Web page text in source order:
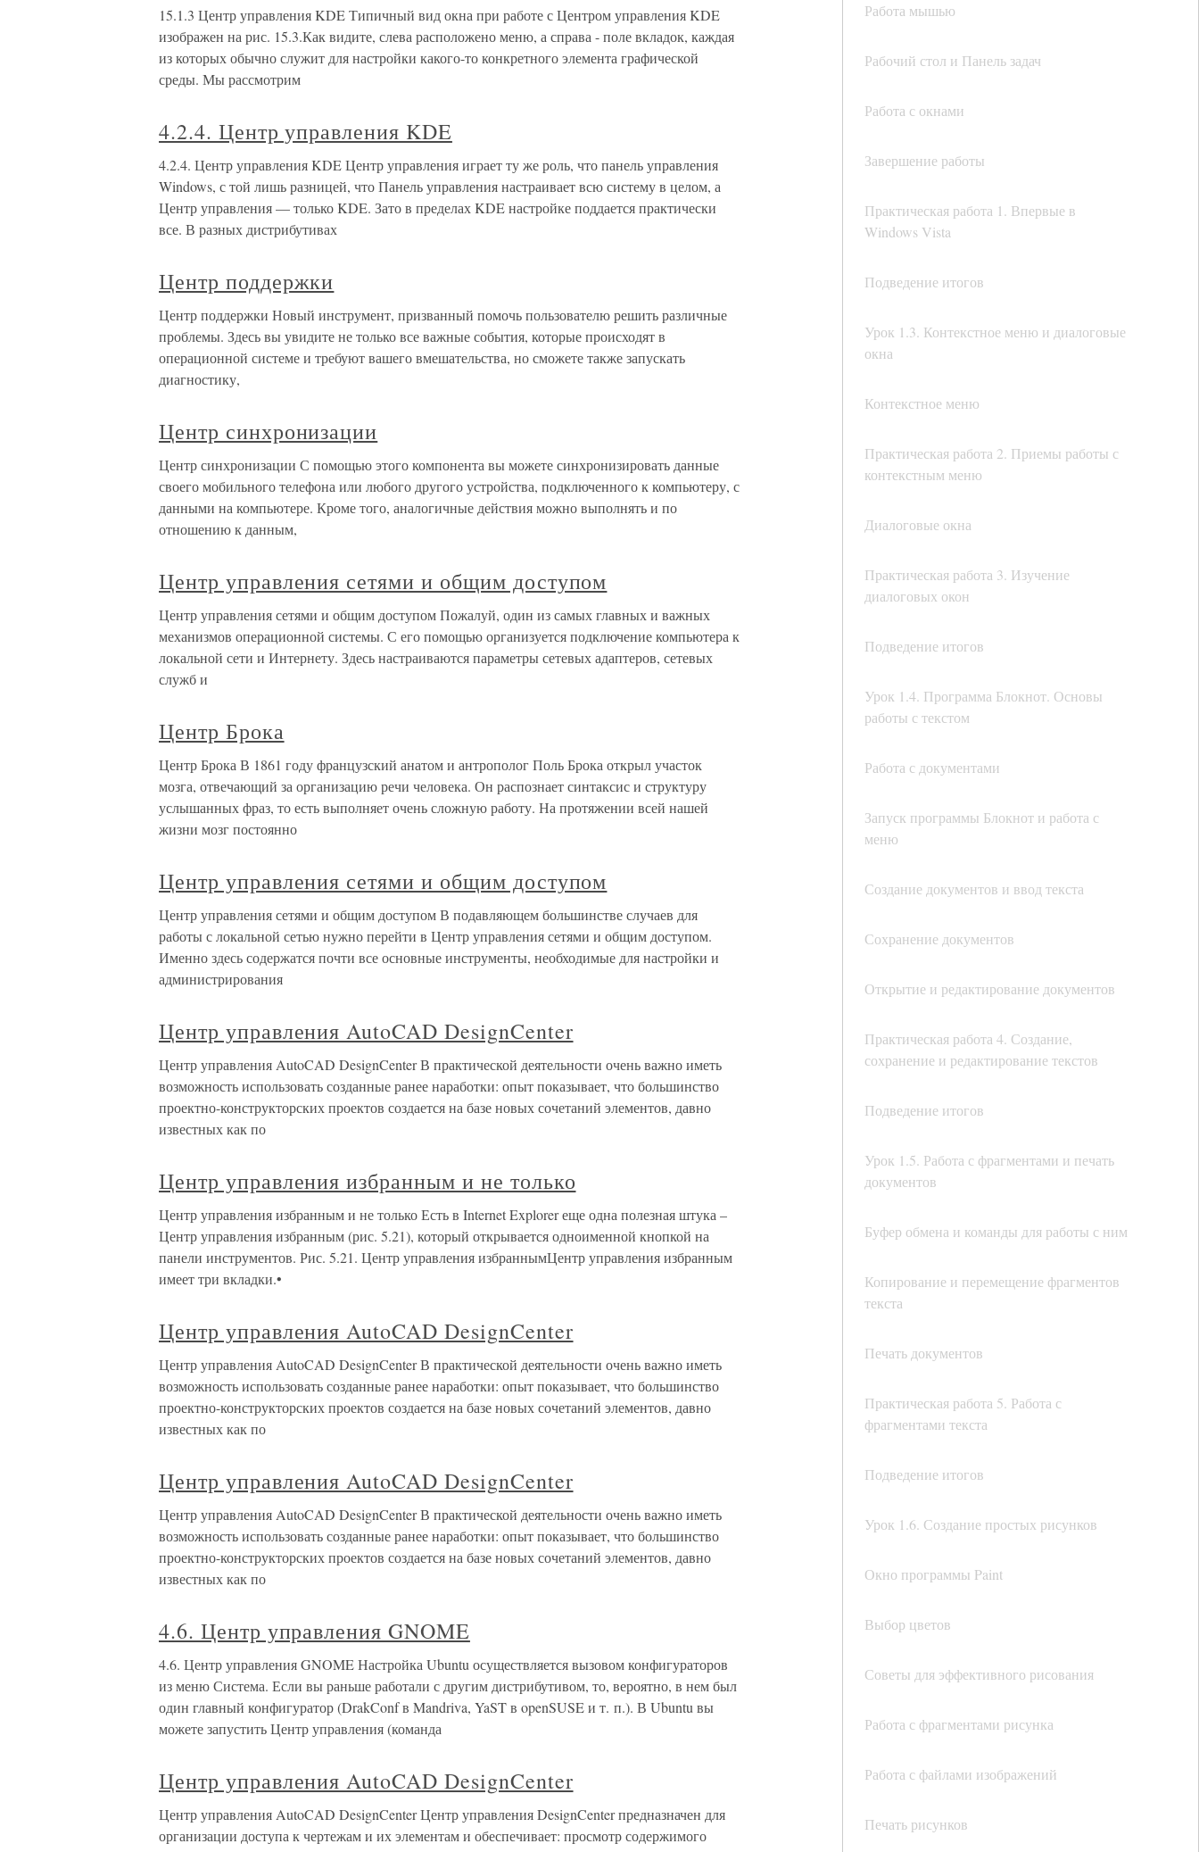
Работа мышью
Рабочий стол и Панель задач
Работа с окнами
Завершение работы
Практическая работа 1. Впервые в
Windows Vista
Подведение итогов
Урок 1.3. Контекстное меню и диалоговые
окна
Контекстное меню
Практическая работа 2. Приемы работы с
контекстным меню
Диалоговые окна
Практическая работа 3. Изучение
диалоговых окон
Подведение итогов
Урок 1.4. Программа Блокнот. Основы
работы с текстом
Работа с документами
Запуск программы Блокнот и работа с
меню
Создание документов и ввод текста
Сохранение документов
Открытие и редактирование документов
Практическая работа 4. Создание,
сохранение и редактирование текстов
Подведение итогов
Урок 1.5. Работа с фрагментами и печать
документов
Буфер обмена и команды для работы с ним
Копирование и перемещение фрагментов
текста
Печать документов
Практическая работа 5. Работа с
фрагментами текста
Подведение итогов
Урок 1.6. Создание простых рисунков
Окно программы Paint
Выбор цветов
Советы для эффективного рисования
Работа с фрагментами рисунка
Работа с файлами изображений
Печать рисунков
15.1.3 Центр управления KDE Типичный вид окна при работе с Центром управления KDE
изображен на рис. 15.3.Как видите, слева расположено меню, а справа - поле вкладок, каждая
из которых обычно служит для настройки какого-то конкретного элемента графической
среды. Мы рассмотрим
4.2.4. Центр управления KDE
4.2.4. Центр управления KDE Центр управления играет ту же роль, что панель управления
Windows, с той лишь разницей, что Панель управления настраивает всю систему в целом, а
Центр управления — только KDE. Зато в пределах KDE настройке поддается практически
все. В разных дистрибутивах
Центр поддержки
Центр поддержки Новый инструмент, призванный помочь пользователю решить различные
проблемы. Здесь вы увидите не только все важные события, которые происходят в
операционной системе и требуют вашего вмешательства, но сможете также запускать
диагностику,
Центр синхронизации
Центр синхронизации С помощью этого компонента вы можете синхронизировать данные
своего мобильного телефона или любого другого устройства, подключенного к компьютеру, с
данными на компьютере. Кроме того, аналогичные действия можно выполнять и по
отношению к данным,
Центр управления сетями и общим доступом
Центр управления сетями и общим доступом Пожалуй, один из самых главных и важных
механизмов операционной системы. С его помощью организуется подключение компьютера к
локальной сети и Интернету. Здесь настраиваются параметры сетевых адаптеров, сетевых
служб и
Центр Брока
Центр Брока В 1861 году французский анатом и антрополог Поль Брока открыл участок
мозга, отвечающий за организацию речи человека. Он распознает синтаксис и структуру
услышанных фраз, то есть выполняет очень сложную работу. На протяжении всей нашей
жизни мозг постоянно
Центр управления сетями и общим доступом
Центр управления сетями и общим доступом В подавляющем большинстве случаев для
работы с локальной сетью нужно перейти в Центр управления сетями и общим доступом.
Именно здесь содержатся почти все основные инструменты, необходимые для настройки и
администрирования
Центр управления AutoCAD DesignCenter
Центр управления AutoCAD DesignCenter В практической деятельности очень важно иметь
возможность использовать созданные ранее наработки: опыт показывает, что большинство
проектно-конструкторских проектов создается на базе новых сочетаний элементов, давно
известных как по
Центр управления избранным и не только
Центр управления избранным и не только Есть в Internet Explorer еще одна полезная штука –
Центр управления избранным (рис. 5.21), который открывается одноименной кнопкой на
панели инструментов. Рис. 5.21. Центр управления избраннымЦентр управления избранным
имеет три вкладки.•
Центр управления AutoCAD DesignCenter
Центр управления AutoCAD DesignCenter В практической деятельности очень важно иметь
возможность использовать созданные ранее наработки: опыт показывает, что большинство
проектно-конструкторских проектов создается на базе новых сочетаний элементов, давно
известных как по
Центр управления AutoCAD DesignCenter
Центр управления AutoCAD DesignCenter В практической деятельности очень важно иметь
возможность использовать созданные ранее наработки: опыт показывает, что большинство
проектно-конструкторских проектов создается на базе новых сочетаний элементов, давно
известных как по
4.6. Центр управления GNOME
4.6. Центр управления GNOME Настройка Ubuntu осуществляется вызовом конфигураторов
из меню Система. Если вы раньше работали с другим дистрибутивом, то, вероятно, в нем был
один главный конфигуратор (DrakConf в Mandriva, YaST в openSUSE и т. п.). В Ubuntu вы
можете запустить Центр управления (команда
Центр управления AutoCAD DesignCenter
Центр управления AutoCAD DesignCenter Центр управления DesignCenter предназначен для
организации доступа к чертежам и их элементам и обеспечивает: просмотр содержимого